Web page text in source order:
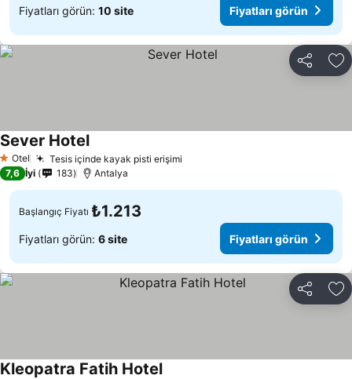
Fiyatları görün: 10 site Fiyatları görün
Paylaş
1 Yıldız
Otel Tesis içinde kayak pisti erişimi
Sever Hotel
7,6 İyi 183 Antalya
Başlangıç Fiyatı ₺1.213
Fiyatları görün: 6 site Fiyatları görün
Paylaş
Kleopatra Fatih Hotel